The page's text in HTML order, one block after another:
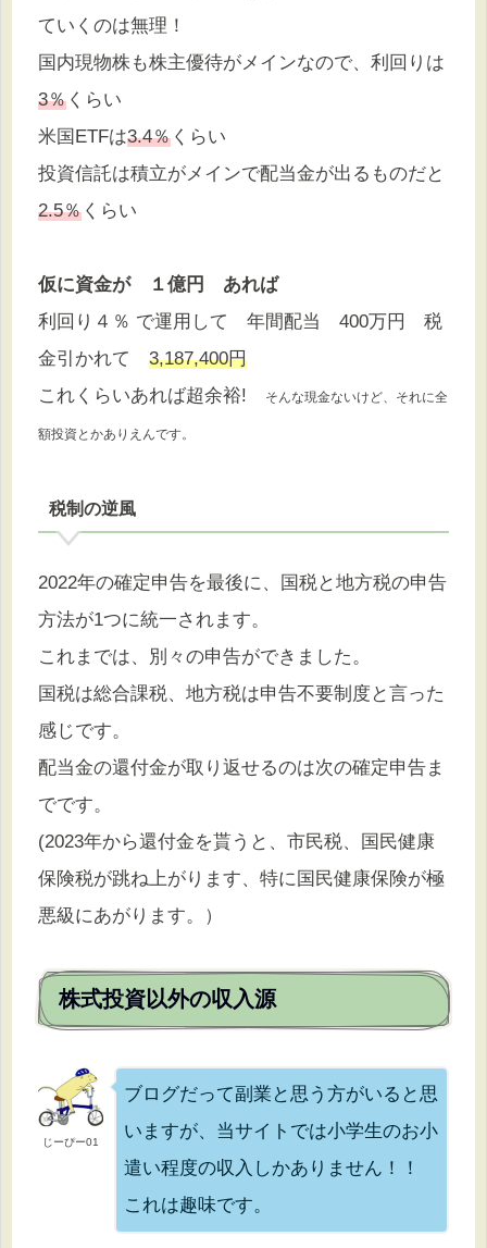
ていくのは無理！
国内現物株も株主優待がメインなので、利回りは
3％ くらい
米国ETFは3.4％ くらい
投資信託は積立がメインで配当金が出るものだと
2.5％ くらい
仮に資金が １億円 あれば
利回り４％ で運用して 年間配当 400万円 税
金引かれて 3,187,400円
これくらいあれば超余裕!
そんな現金ないけど、それに全
額投資とかありえんです。
税制の逆風
2022年の確定申告を最後に、国税と地方税の申告
方法が1つに統一されます。
これまでは、別々の申告ができました。
国税は総合課税、地方税は申告不要制度と言った
感じです。
配当金の還付金が取り返せるのは次の確定申告ま
でです。
(2023年から還付金を貰うと、市民税、国民健康
保険税が跳ね上がります、特に国民健康保険が極
悪級にあがります。）
株式投資以外の収入源
じーぴー01
ブログだって副業と思う方がいると思
いますが、当サイトでは小学生のお小
遣い程度の収入しかありません！！
これは趣味です。